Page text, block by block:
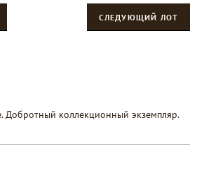
СЛЕДУЮЩИЙ ЛОТ
Добротный коллекционный экземпляр.